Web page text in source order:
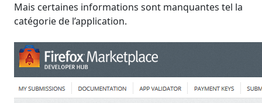
Mais certaines informations sont manquantes tel la
catégorie de l’application.